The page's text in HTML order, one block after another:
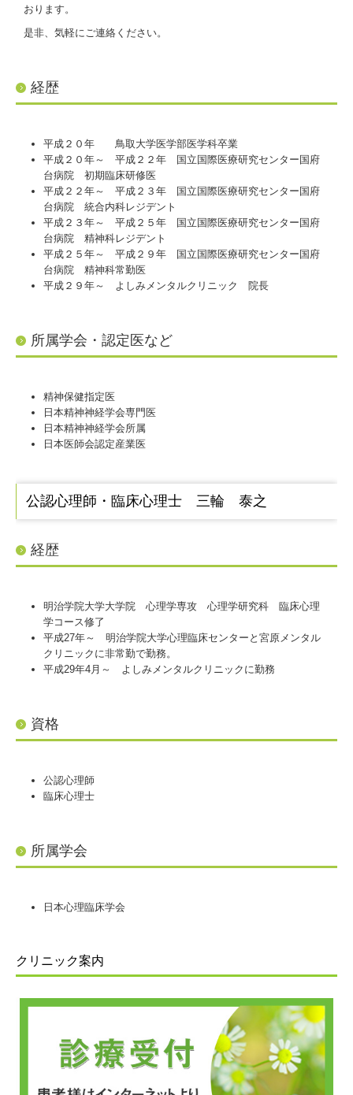
クリニック案内
おります。
是非、気軽にご連絡ください。
経歴
平成２０年 鳥取大学医学部医学科卒業
平成２０年～ 平成２２年 国立国際医療研究センター国府
台病院 初期臨床研修医
平成２２年～ 平成２３年 国立国際医療研究センター国府
台病院 統合内科レジデント
平成２３年～ 平成２５年 国立国際医療研究センター国府
台病院 精神科レジデント
平成２５年～ 平成２９年 国立国際医療研究センター国府
台病院 精神科常勤医
平成２９年～ よしみメンタルクリニック 院長
所属学会・認定医など
精神保健指定医
日本精神神経学会専門医
日本精神神経学会所属
日本医師会認定産業医
公認心理師・臨床心理士 三輪 泰之
経歴
明治学院大学大学院 心理学専攻 心理学研究科 臨床心理
学コース修了
平成27年～ 明治学院大学心理臨床センターと宮原メンタル
クリニックに非常勤で勤務。
平成29年4月～ よしみメンタルクリニックに勤務
資格
公認心理師
臨床心理士
所属学会
日本心理臨床学会